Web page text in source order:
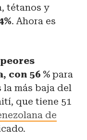
tétanos y
. Ahora es
con 56 % para
la más baja del
que tiene 51
de